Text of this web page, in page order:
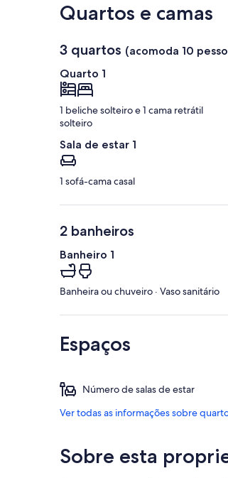
Quartos e camas
3 quartos (acomoda 10
Quarto 1
1 beliche solteiro e 1 cama retrátil
solteiro
Sala de estar 1
1 sofá-cama casal
2 banheiros
Banheiro 1
Banheira ou chuveiro · Vaso sanitário
Espaços
Número de salas de estar
Ver todas as informações sobre
Sobre esta